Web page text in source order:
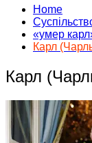
Home
«умер
Карл
Карл